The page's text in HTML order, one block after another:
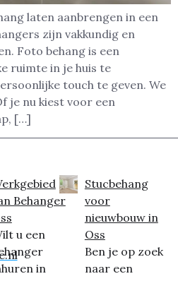
laten aanbrengen in een
zijn vakkundig en
Foto behang is een
ruimte in je huis te
touch te geven. We
je nu kiest voor een
[…]
Behanger
u een
in
Stucbehang
voor
nieuwbouw in
Oss
Ben je op zoek
naar een